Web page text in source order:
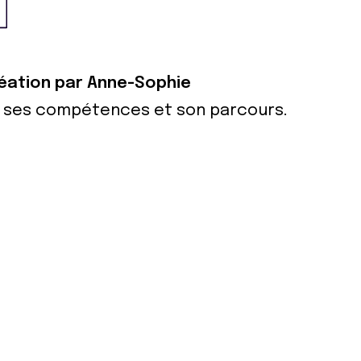
par Anne-Sophie
ses compétences et son parcours.